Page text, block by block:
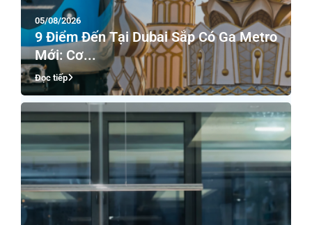
05/08/2026
9 Điểm Đến Tại Dubai Sắp Có Ga Metro
Mới: Cơ...
Đọc tiếp